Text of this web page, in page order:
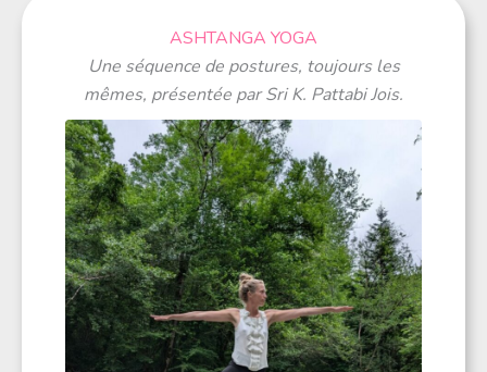
ASHTANGA YOGA
Une séquence de postures, toujours les
mêmes, présentée par Sri K. Pattabi Jois.